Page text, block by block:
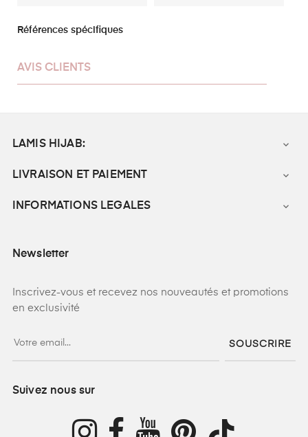
Références spécifiques
AVIS CLIENTS
LAMIS HIJAB: 
LIVRAISON ET PAIEMENT 
INFORMATIONS LEGALES 
Newsletter
Inscrivez-vous et recevez nos nouveautés et promotions
en exclusivité
SOUSCRIRE
Suivez nous sur